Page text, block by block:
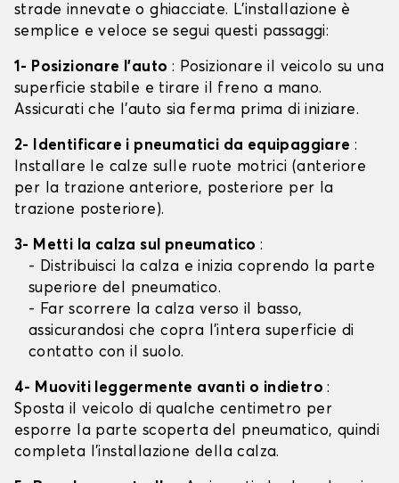
strade innevate o ghiacciate. L'installazione è
semplice e veloce se segui questi passaggi:
1- Posizionare l'auto : Posizionare il veicolo su una
superficie stabile e tirare il freno a mano.
Assicurati che l'auto sia ferma prima di iniziare.
2- Identificare i pneumatici da equipaggiare :
Installare le calze sulle ruote motrici (anteriore
per la trazione anteriore, posteriore per la
trazione posteriore).
3- Metti la calza sul pneumatico:
- Distribuisci la calza e inizia coprendo la parte
superiore del pneumatico.
- Far scorrere la calza verso il basso,
assicurandosi che copra l'intera superficie di
contatto con il suolo.
4- Muoviti leggermente avanti o indietro:
Sposta il veicolo di qualche centimetro per
esporre la parte scoperta del pneumatico, quindi
completa l'installazione della calza.